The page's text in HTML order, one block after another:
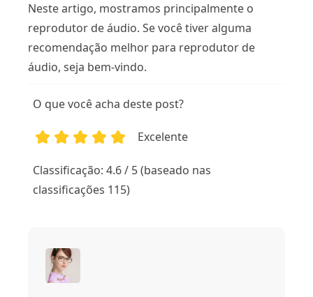
Neste artigo, mostramos principalmente o
reprodutor de áudio. Se você tiver alguma
recomendação melhor para reprodutor de
áudio, seja bem-vindo.
O que você acha deste post?
Excelente
Classificação: 4.6 / 5 (baseado nas
classificações 115)